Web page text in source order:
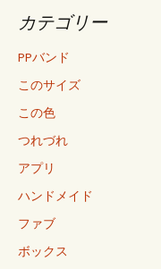
カテゴリー
PPバンド
このサイズ
この色
つれづれ
アプリ
ハンドメイド
ファブ
ボックス